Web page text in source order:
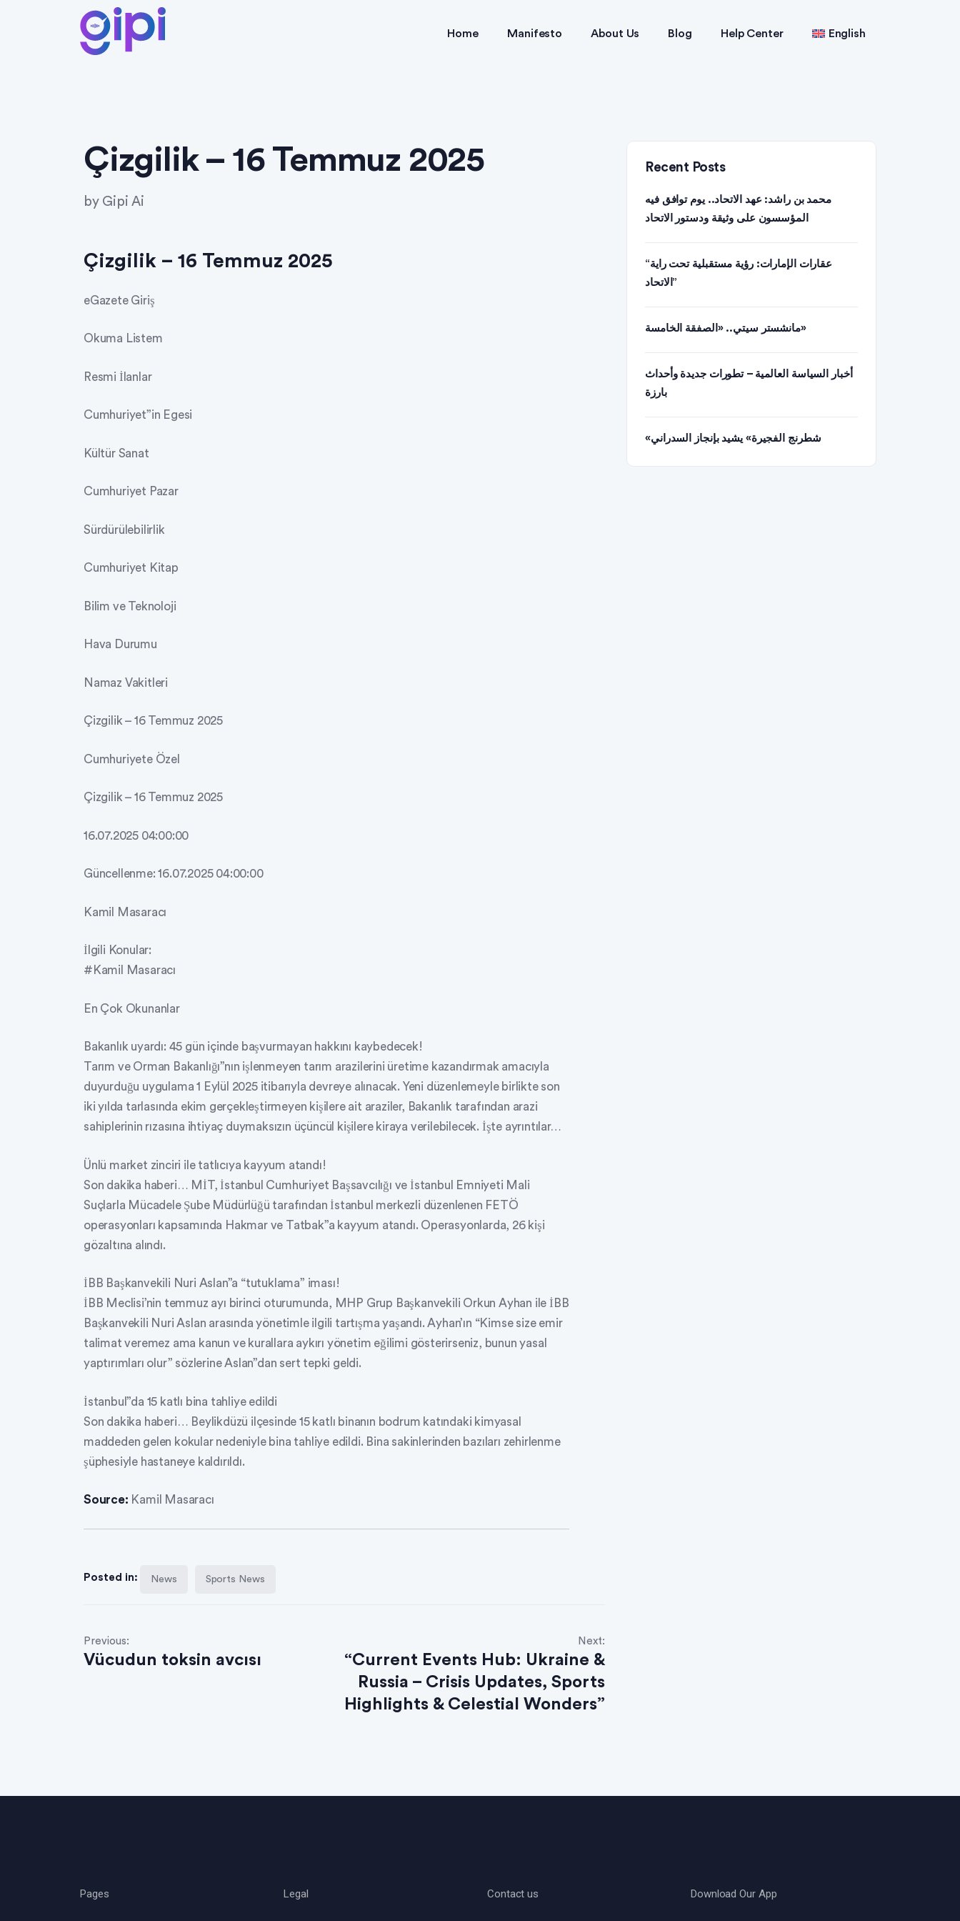
Home Manifesto About Us Blog Help Center English
Çizgilik – 16 Temmuz 2025
by Gipi Ai
Çizgilik – 16 Temmuz 2025
eGazete Giriş
Okuma Listem
Resmi İlanlar
Cumhuriyet”in Egesi
Kültür Sanat
Cumhuriyet Pazar
Sürdürülebilirlik
Cumhuriyet Kitap
Bilim ve Teknoloji
Hava Durumu
Namaz Vakitleri
Çizgilik – 16 Temmuz 2025
Cumhuriyete Özel
Çizgilik – 16 Temmuz 2025
16.07.2025 04:00:00
Güncellenme: 16.07.2025 04:00:00
Kamil Masaracı
İlgili Konular:
#Kamil Masaracı
En Çok Okunanlar
Bakanlık uyardı: 45 gün içinde başvurmayan hakkını kaybedecek!
Tarım ve Orman Bakanlığı”nın işlenmeyen tarım arazilerini üretime kazandırmak amacıyla
duyurduğu uygulama 1 Eylül 2025 itibarıyla devreye alınacak. Yeni düzenlemeyle birlikte son
iki yılda tarlasında ekim gerçekleştirmeyen kişilere ait araziler, Bakanlık tarafından arazi
sahiplerinin rızasına ihtiyaç duymaksızın üçüncül kişilere kiraya verilebilecek. İşte ayrıntılar…
Ünlü market zinciri ile tatlıcıya kayyum atandı!
Son dakika haberi… MİT, İstanbul Cumhuriyet Başsavcılığı ve İstanbul Emniyeti Mali
Suçlarla Mücadele Şube Müdürlüğü tarafından İstanbul merkezli düzenlenen FETÖ
operasyonları kapsamında Hakmar ve Tatbak”a kayyum atandı. Operasyonlarda, 26 kişi
gözaltına alındı.
İBB Başkanvekili Nuri Aslan”a “tutuklama” iması!
İBB Meclisi’nin temmuz ayı birinci oturumunda, MHP Grup Başkanvekili Orkun Ayhan ile İBB
Başkanvekili Nuri Aslan arasında yönetimle ilgili tartışma yaşandı. Ayhan’ın “Kimse size emir
talimat veremez ama kanun ve kurallara aykırı yönetim eğilimi gösterirseniz, bunun yasal
yaptırımları olur” sözlerine Aslan”dan sert tepki geldi.
İstanbul”da 15 katlı bina tahliye edildi
Son dakika haberi… Beylikdüzü ilçesinde 15 katlı binanın bodrum katındaki kimyasal
maddeden gelen kokular nedeniyle bina tahliye edildi. Bina sakinlerinden bazıları zehirlenme
şüphesiyle hastaneye kaldırıldı.
Source: Kamil Masaracı
Posted in: News Sports News
Previous:
Vücudun toksin avcısı
Next:
“Current Events Hub: Ukraine &
Russia – Crisis Updates, Sports
Highlights & Celestial Wonders”
Recent Posts
محمد بن راشد: عهد الاتحاد.. يوم توافق فيه
المؤسسون على وثيقة ودستور الاتحاد
“عقارات الإمارات: رؤية مستقبلية تحت راية
الاتحاد”
مانشستر سيتي.. «الصفقة الخامسة»
أخبار السياسة العالمية – تطورات جديدة وأحداث
بارزة
«شطرنج الفجيرة» يشيد بإنجاز السدراني
Pages Legal Contact us Download Our App